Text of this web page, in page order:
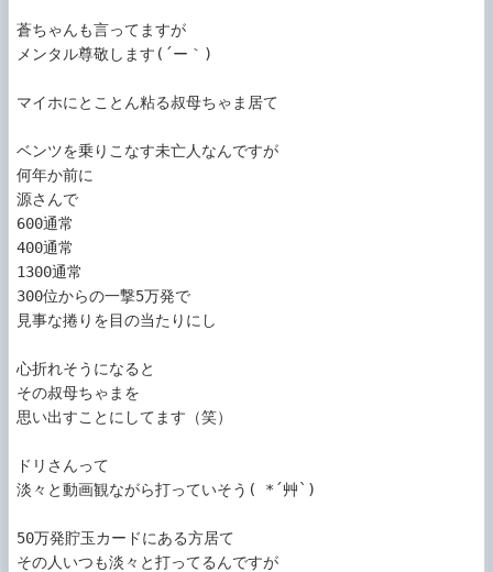
蒼ちゃんも言ってますが
メンタル尊敬します(´ー｀)
マイホにとことん粘る叔母ちゃま居て
ベンツを乗りこなす未亡人なんですが
何年か前に
源さんで
600通常
400通常
1300通常
300位からの一撃5万発で
見事な捲りを目の当たりにし
心折れそうになると
その叔母ちゃまを
思い出すことにしてます（笑）
ドリさんって
淡々と動画観ながら打っていそう( *´艸`)
50万発貯玉カードにある方居て
その人いつも淡々と打ってるんですが